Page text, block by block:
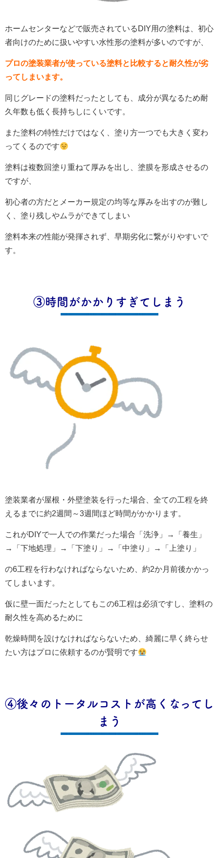
ホームセンターなどで販売されているDIY用の塗料は、初心
者向けのために扱いやすい水性形の塗料が多いのですが、
プロの塗装業者が使っている塗料と比較すると耐久性が劣
ってしまいます。
同じグレードの塗料だったとしても、成分が異なるため耐
久年数も低く長持ちしにくいです。
また塗料の特性だけではなく、塗り方一つでも大きく変わ
ってくるのです
塗料は複数回塗り重ねて厚みを出し、塗膜を形成させるの
ですが、
初心者の方だとメーカー規定の均等な厚みを出すのが難し
く、塗り残しやムラができてしまい
塗料本来の性能が発揮されず、早期劣化に繋がりやすいで
す。
③時間がかかりすぎてしまう
塗装業者が屋根・外壁塗装を行った場合、全ての工程を終
えるまでに約2週間～3週間ほど時間がかかります。
これがDIYで一人での作業だった場合「洗浄」→「養生」
→「下地処理」→「下塗り」→「中塗り」→「上塗り」
の6工程を行わなければならないため、約2か月前後かかっ
てしまいます。
仮に壁一面だったとしてもこの6工程は必須ですし、塗料の
耐久性を高めるために
乾燥時間を設けなければならないため、綺麗に早く終らせ
たい方はプロに依頼するのが賢明です
④後々のトータルコストが高くなってし
まう